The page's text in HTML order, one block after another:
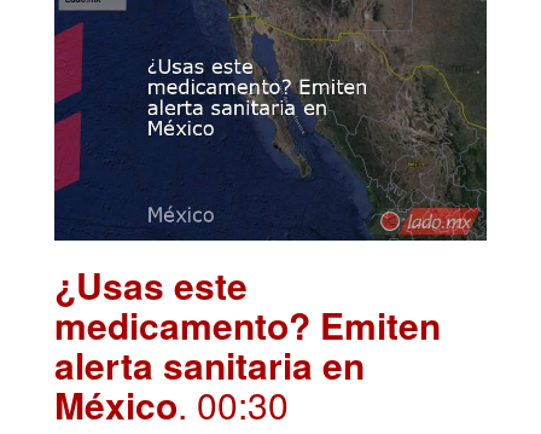
¿Usas este
medicamento? Emiten
alerta sanitaria en
México. 00:30